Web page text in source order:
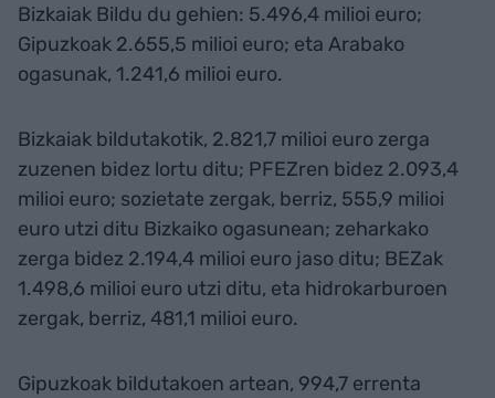
Bizkaiak Bildu du gehien: 5.496,4 milioi euro;
Gipuzkoak 2.655,5 milioi euro; eta Arabako
ogasunak, 1.241,6 milioi euro.
Bizkaiak bildutakotik, 2.821,7 milioi euro zerga
zuzenen bidez lortu ditu; PFEZren bidez 2.093,4
milioi euro; sozietate zergak, berriz, 555,9 milioi
euro utzi ditu Bizkaiko ogasunean; zeharkako
zerga bidez 2.194,4 milioi euro jaso ditu; BEZak
1.498,6 milioi euro utzi ditu, eta hidrokarburoen
zergak, berriz, 481,1 milioi euro.
Gipuzkoak bildutakoen artean, 994,7 errenta